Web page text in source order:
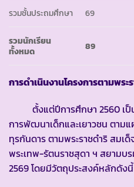
รวมชั้นประถมศึกษา 69
รวมนักเรียน
ทั้งหมด
89
การดำเนินงานโครงการตามพระ
ตั้งแต่ปีการศึกษา 2560 เป็น
การพัฒนาเด็กและเยาวชน ตาม
ทุรกันดาร ตามพระราชดำริ สมเ
พระเทพ-รัตนราชสุดา ฯ สยามบ
2569 โดยมีวัตถุประสงค์หลักดังนี้